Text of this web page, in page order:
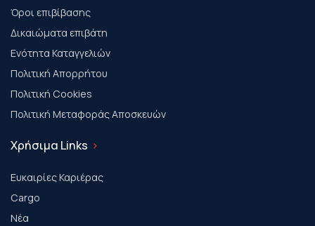
Όροι επιβίβασης
Δικαιώματα επιβάτη
Ενότητα Καταγγελιών
Πολιτική Απορρήτου
Πολιτική Cookies
Πολιτική Μεταφοράς Αποσκευών
Χρήσιμα Links
Ευκαιρίες Καριέρας
Cargo
Νέα